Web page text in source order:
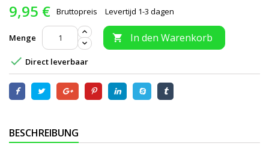
9,95 € Bruttopreis Levertijd 1-3 dagen
Menge  In den Warenkorb
 Direct leverbaar
BESCHREIBUNG